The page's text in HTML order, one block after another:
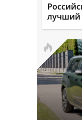
лучший